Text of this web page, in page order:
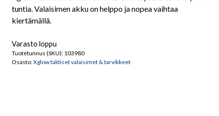
tuntia. Valaisimen akku on helppo ja nopea vaihtaa
kiertämällä.
Varasto loppu
Tuotetunnus (SKU): 103980
Osasto:Xglow taktiset valaisimet & tarvikkeet